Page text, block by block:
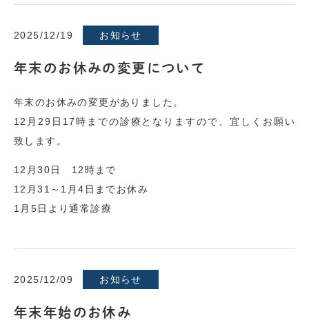
2025/12/19 お知らせ
年末のお休みの変更について
年末のお休みの変更がありました。
12月29日17時までの診療となりますので、宜しくお願い
致します。
12月30日 12時まで
12月31～1月4日までお休み
1月5日より通常診療
2025/12/09 お知らせ
年末年始のお休み